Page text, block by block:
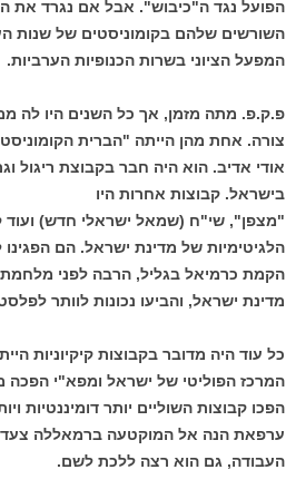
הפועל נגד ה"כיבוש". אבל אם נגרד את
השורשים שלהם בקומוניסטים של שנות
המפעל הציוני בשרות הכנופיות הערביות.
פ.ק.פ. מתה מזמן, אך כל השנים היו לה
צורה. אחת מהן הייתה "הברית
אודי אדיב. הוא היה חבר בקבוצת ריגול
בישראל. קבוצות אחרות היו
"מצפן", שי"ח (שמאל ישראלי חדש) ועוד
הלגיטימיות של מדינת ישראל. הם הפגינו
הקמת כרמיאל בגליל, הרבה לפני
מדינת ישראל, והביעו נכונות לוותר
כל עוד היה מדובר בקבוצות קיקיוניות
המרכז הפוליטי של ישראל ומפא"י הפכה
הפכו קבוצות השוליים יותר דומיננטיות
ערפאת הנה אל המוקטעה ברמאללה
העבודה, גם הוא רצה ללכת לשם.